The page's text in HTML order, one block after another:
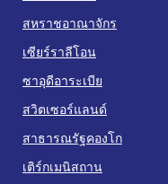
สหราชอาณาจักร
เซียร์ราลีโอน
ซาอุดีอาระเบีย
สวิตเซอร์แลนด์
สาธารณรัฐคองโก
เติร์กเมนิสถาน